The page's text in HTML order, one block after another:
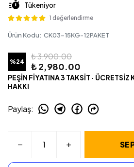
Tükeniyor
1 değerlendirme
Ürün Kodu: CK03-15KG-12PAKET
%24
₺ 3,900.00
₺ 2,980.00
PEŞİN FİYATINA 3 TAKSİT ·
HAKKI
Paylaş: